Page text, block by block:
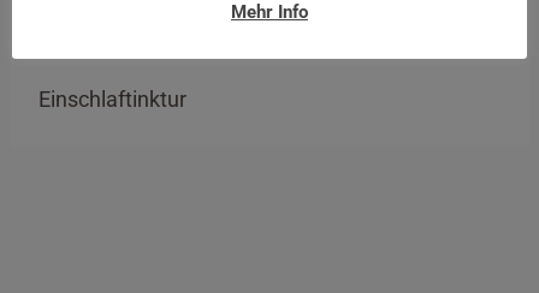
Einschlaftinktur
Mehr Info